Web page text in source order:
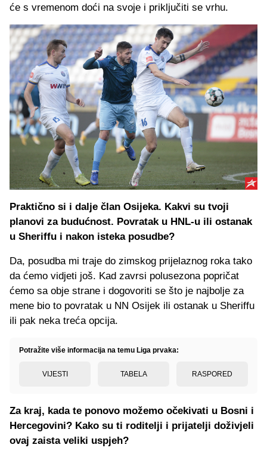
će s vremenom doći na svoje i priključiti se vrhu.
Praktično si i dalje član Osijeka. Kakvi su tvoji
planovi za budućnost. Povratak u HNL-u ili ostanak
u Sheriffu i nakon isteka posudbe?
Da, posudba mi traje do zimskog prijelaznog roka tako
da ćemo vidjeti još. Kad zavrsi polusezona popričat
ćemo sa obje strane i dogovoriti se što je najbolje za
mene bio to povratak u NN Osijek ili ostanak u Sheriffu
ili pak neka treća opcija.
Potražite više informacija na temu Liga prvaka:
VIJESTI TABELA RASPORED
Za kraj, kada te ponovo možemo očekivati u Bosni i
Hercegovini? Kako su ti roditelji i prijatelji doživjeli
ovaj zaista veliki uspjeh?